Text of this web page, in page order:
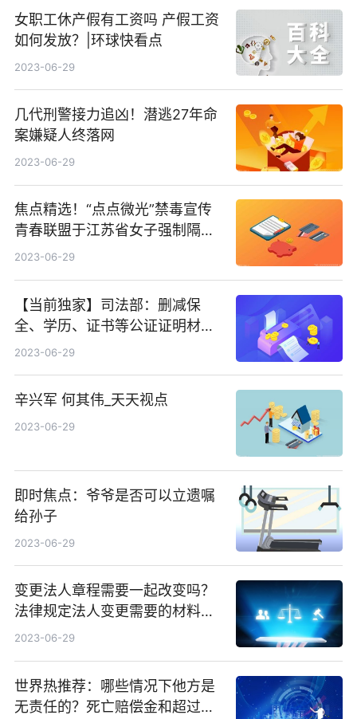
女职工休产假有工资吗 产假工资
如何发放？|环球快看点
2023-06-29
几代刑警接力追凶！潜逃27年命
案嫌疑人终落网
2023-06-29
焦点精选！“点点微光”禁毒宣传
青春联盟于江苏省女子强制隔离
戒毒所成立！
2023-06-29
【当前独家】司法部：删减保
全、学历、证书等公证证明材料
116项
2023-06-29
辛兴军 何其伟_天天视点
2023-06-29
即时焦点：爷爷是否可以立遗嘱
给孙子
2023-06-29
变更法人章程需要一起改变吗？
法律规定法人变更需要的材料都
有什么？-当前滚动
2023-06-29
世界热推荐：哪些情况下他方是
无责任的？死亡赔偿金和超过的